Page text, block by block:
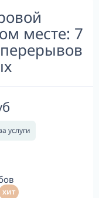
месте: 7
услуги
хит